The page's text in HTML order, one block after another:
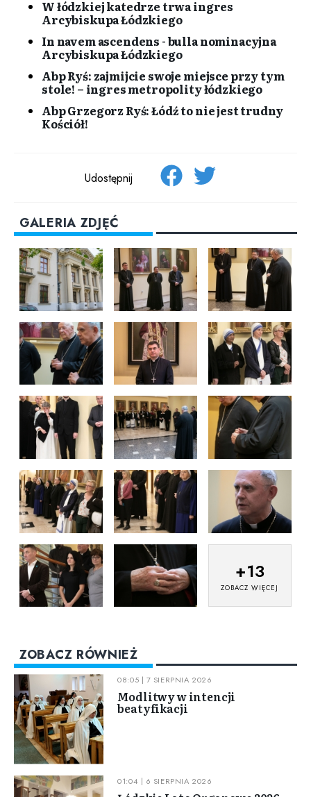
W łódzkiej katedrze trwa ingres
Arcybiskupa Łódzkiego
In navem ascendens - bulla nominacyjna
Arcybiskupa Łódzkiego
Abp Ryś: zajmijcie swoje miejsce przy tym
stole! – ingres metropolity łódzkiego
Abp Grzegorz Ryś: Łódź to nie jest trudny
Kościół!
Udostępnij
GALERIA ZDJĘĆ
+13
ZOBACZ WIĘCEJ
ZOBACZ RÓWNIEŻ
08:05 | 7 SIERPNIA 2026
Modlitwy w intencji
beatyfikacji
01:04 | 6 SIERPNIA 2026